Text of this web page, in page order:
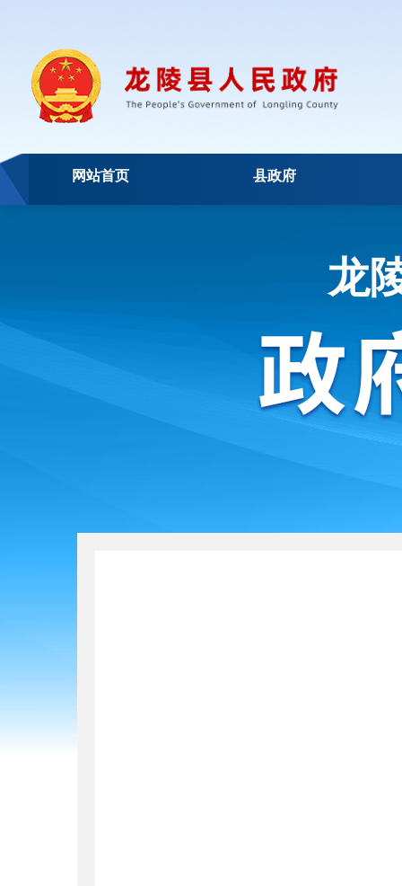
网站首页 县政府
龙